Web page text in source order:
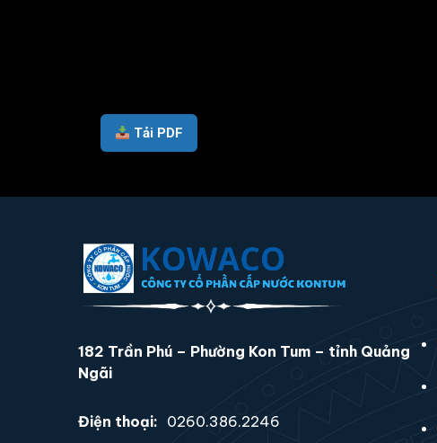
Tải PDF
182 Trần Phú – Phường Kon Tum – tỉnh Quảng
Ngãi
Điện thoại: 0260.386.2246